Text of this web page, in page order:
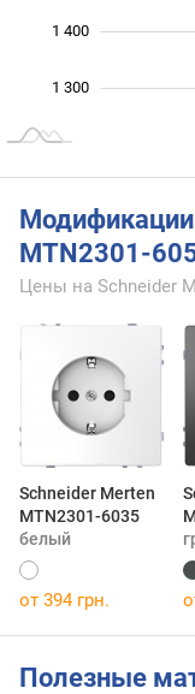
1 300
1 400
MTN2301-
Цены на Schneider
Schneider Merten
MTN2301-6035
белый
от 394 грн.
Полезные